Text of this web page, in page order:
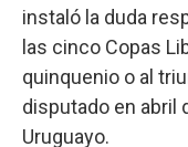
instaló la duda
las cinco Copas
quinquenio o al
disputado en abril
Uruguayo.